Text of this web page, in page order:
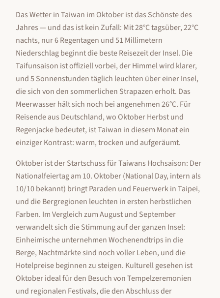
Das Wetter in Taiwan im Oktober ist das Schönste des
Jahres — und das ist kein Zufall: Mit 28°C tagsüber, 22°C
nachts, nur 6 Regentagen und 51 Millimetern
Niederschlag beginnt die beste Reisezeit der Insel. Die
Taifunsaison ist offiziell vorbei, der Himmel wird klarer,
und 5 Sonnenstunden täglich leuchten über einer Insel,
die sich von den sommerlichen Strapazen erholt. Das
Meerwasser hält sich noch bei angenehmen 26°C. Für
Reisende aus Deutschland, wo Oktober Herbst und
Regenjacke bedeutet, ist Taiwan in diesem Monat ein
einziger Kontrast: warm, trocken und aufgeräumt.
Oktober ist der Startschuss für Taiwans Hochsaison: Der
Nationalfeiertag am 10. Oktober (National Day, intern als
10/10 bekannt) bringt Paraden und Feuerwerk in Taipei,
und die Bergregionen leuchten in ersten herbstlichen
Farben. Im Vergleich zum August und September
verwandelt sich die Stimmung auf der ganzen Insel:
Einheimische unternehmen Wochenendtrips in die
Berge, Nachtmärkte sind noch voller Leben, und die
Hotelpreise beginnen zu steigen. Kulturell gesehen ist
Oktober ideal für den Besuch von Tempelzeremonien
und regionalen Festivals, die den Abschluss der